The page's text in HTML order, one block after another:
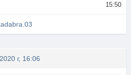
15:50
г, 16:06